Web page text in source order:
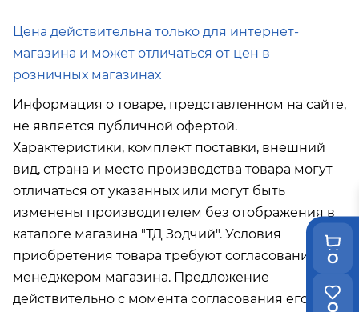
0
0
Цена действительна только для интернет-
магазина и может отличаться от цен в
розничных магазинах
Информация о товаре, представленном на сайте,
не является публичной офертой.
Характеристики, комплект поставки, внешний
вид, страна и место производства товара могут
отличаться от указанных или могут быть
изменены производителем без отображения в
каталоге магазина "ТД Зодчий". Условия
приобретения товара требуют согласования с
менеджером магазина. Предложение
действительно с момента согласования его с